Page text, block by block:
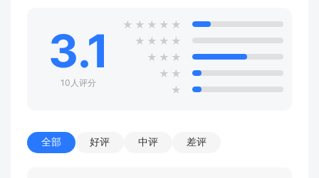
3.1
10人评分
★ ★ ★ ★ ★
★ ★ ★ ★
★ ★ ★
★ ★
★
全部 好评 中评 差评